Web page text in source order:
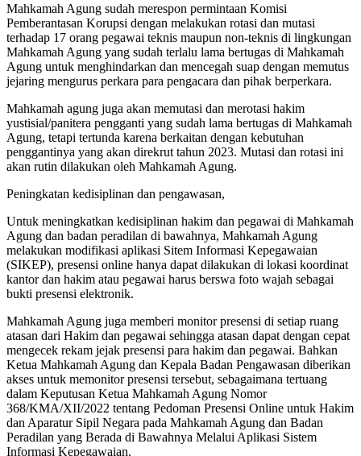
Mahkamah Agung sudah merespon permintaan Komisi
Pemberantasan Korupsi dengan melakukan rotasi dan mutasi
terhadap 17 orang pegawai teknis maupun non-teknis di lingkungan
Mahkamah Agung yang sudah terlalu lama bertugas di Mahkamah
Agung untuk menghindarkan dan mencegah suap dengan memutus
jejaring mengurus perkara para pengacara dan pihak berperkara.
Mahkamah agung juga akan memutasi dan merotasi hakim
yustisial/panitera pengganti yang sudah lama bertugas di Mahkamah
Agung, tetapi tertunda karena berkaitan dengan kebutuhan
penggantinya yang akan direkrut tahun 2023. Mutasi dan rotasi ini
akan rutin dilakukan oleh Mahkamah Agung.
Peningkatan kedisiplinan dan pengawasan,
Untuk meningkatkan kedisiplinan hakim dan pegawai di Mahkamah
Agung dan badan peradilan di bawahnya, Mahkamah Agung
melakukan modifikasi aplikasi Sitem Informasi Kepegawaian
(SIKEP), presensi online hanya dapat dilakukan di lokasi koordinat
kantor dan hakim atau pegawai harus berswa foto wajah sebagai
bukti presensi elektronik.
Mahkamah Agung juga memberi monitor presensi di setiap ruang
atasan dari Hakim dan pegawai sehingga atasan dapat dengan cepat
mengecek rekam jejak presensi para hakim dan pegawai. Bahkan
Ketua Mahkamah Agung dan Kepala Badan Pengawasan diberikan
akses untuk memonitor presensi tersebut, sebagaimana tertuang
dalam Keputusan Ketua Mahkamah Agung Nomor
368/KMA/XII/2022 tentang Pedoman Presensi Online untuk Hakim
dan Aparatur Sipil Negara pada Mahkamah Agung dan Badan
Peradilan yang Berada di Bawahnya Melalui Aplikasi Sistem
Informasi Kepegawaian.